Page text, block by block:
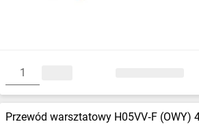
Przewód warsztatowy H05VV‑F (OWY)